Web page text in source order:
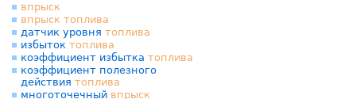
впрыск
впрыск топлива
датчик уровня топлива
избыток топлива
коэффициент избытка топлива
коэффициент полезного
действия топлива
многоточечный впрыск